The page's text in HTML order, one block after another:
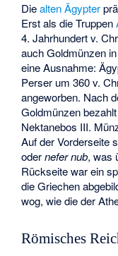
Diealten Ägypter
Erst als die Truppen
4. Jahrhundert v.
auch Goldmünzen
eine Ausnahme:
Perser um 360 v.
angeworben. Nach
Goldmünzen
Nektanebos III.
Auf der Vorderseite
odernefer nub, was
Rückseite war ein
die Griechen
wog, wie die der
Römisches